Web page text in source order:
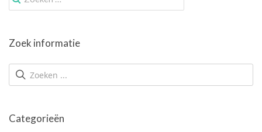
naar:
Zoek informatie
Categorieën